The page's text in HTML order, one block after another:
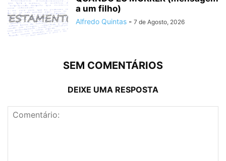
a um filho)
Alfredo Quintas - 7 de Agosto, 2026
SEM COMENTÁRIOS
DEIXE UMA RESPOSTA